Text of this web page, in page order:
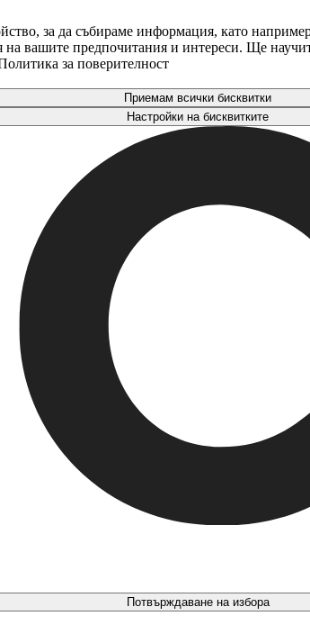
за да събираме информация, като
на вашите предпочитания и интереси. Ще
за поверителност
Приемам всички бисквитки
Настройки на бисквитките
Потвърждаване на избора